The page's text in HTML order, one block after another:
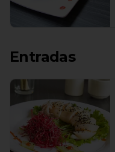
Entradas